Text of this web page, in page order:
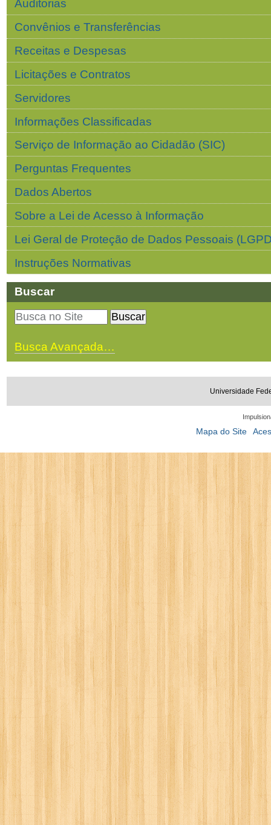
Auditorias
Convênios e Transferências
Receitas e Despesas
Licitações e Contratos
Servidores
Informações Classificadas
Serviço de Informação ao Cidadão (SIC)
Perguntas Frequentes
Dados Abertos
Sobre a Lei de Acesso à Informação
Lei Geral de Proteção de Dados Pessoais
Instruções Normativas
Buscar
Busca Avançada…
Universidade
Mapa do Site